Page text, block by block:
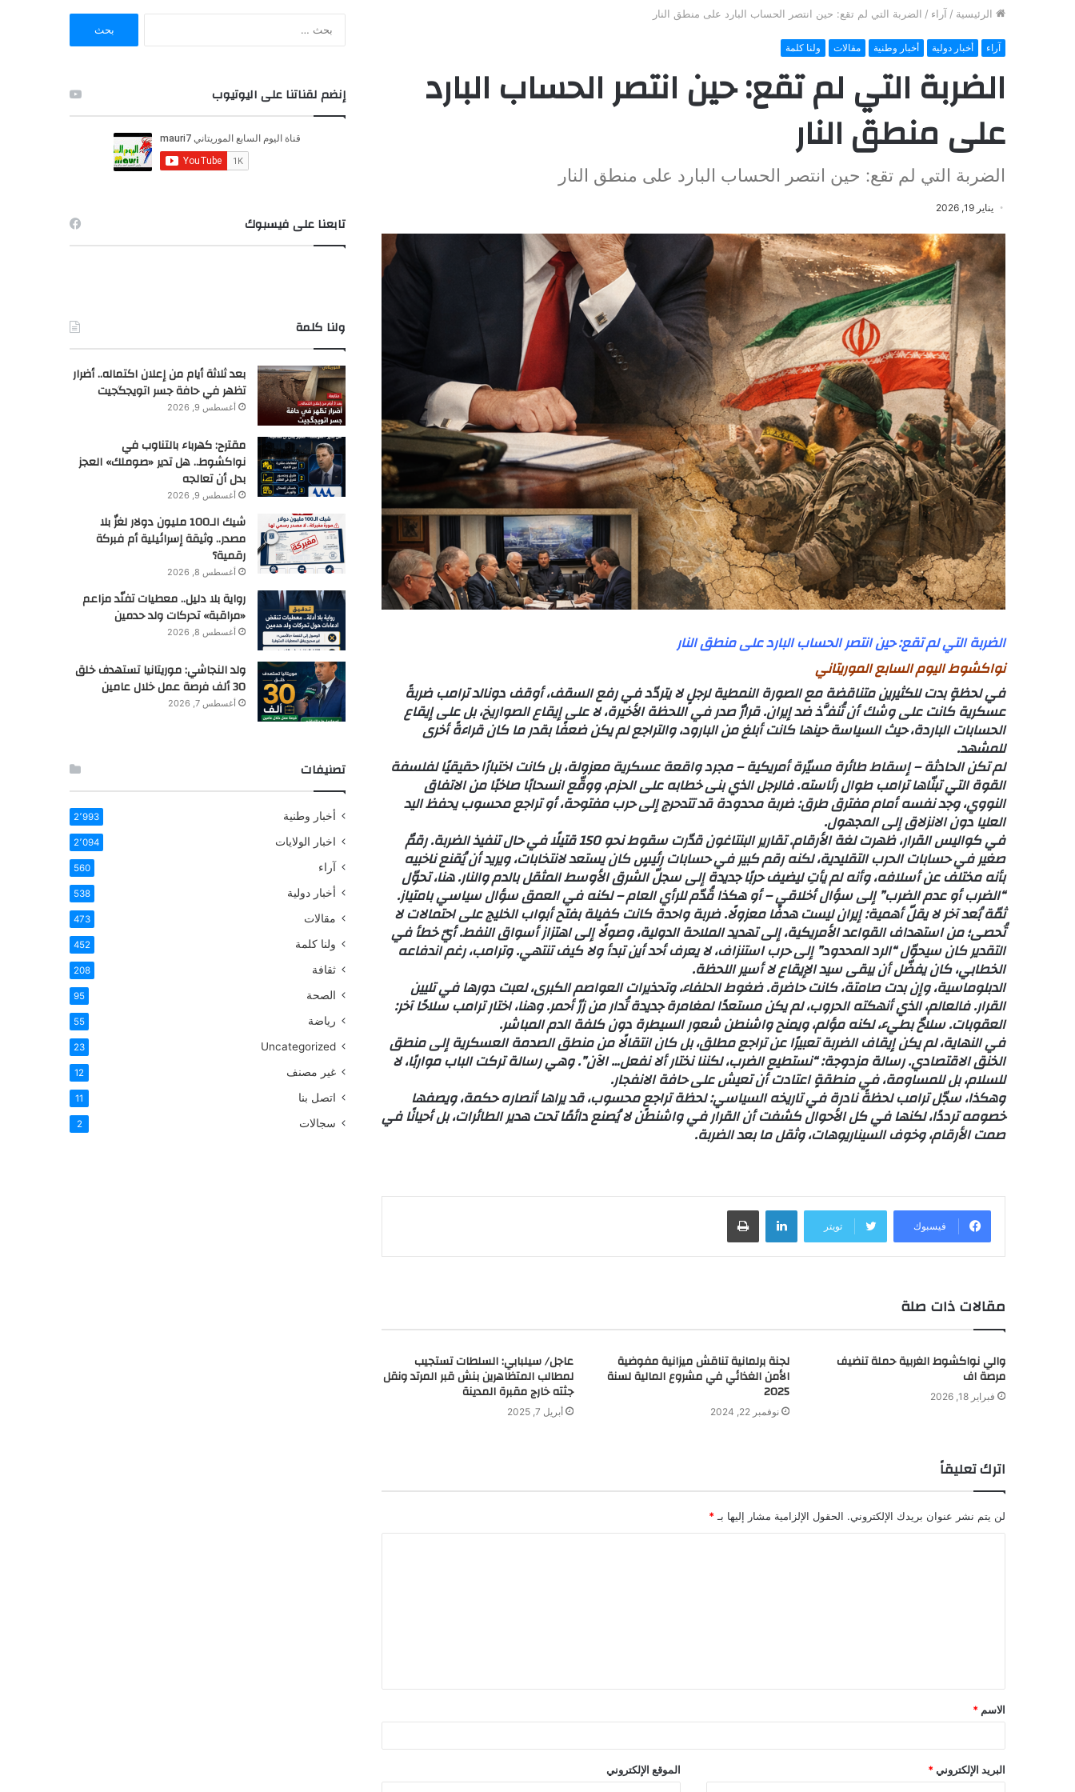
الرئيسية / آراء / الضربة التي لم تقع: حين انتصر الحساب البارد على منطق النار
آراء أخبار دولية أخبار وطنية مقالات ولنا كلمة
الضربة التي لم تقع: حين انتصر الحساب البارد
على منطق النار
الضربة التي لم تقع: حين انتصر الحساب البارد على منطق النار
يناير 19, 2026
الضربة التي لم تقع: حين انتصر الحساب البارد على منطق النار
نواكشوط اليوم السابع الموريتاني
في لحظةٍ بدت للكثيرين متناقضة مع الصورة النمطية لرجلٍ لا يتردّد في رفع السقف، أوقف دونالد ترامب ضربةً
عسكرية كانت على وشك أن تُنفَّذ ضد إيران. قرارٌ صدر في اللحظة الأخيرة، لا على إيقاع الصواريخ، بل على إيقاع
الحسابات الباردة، حيث السياسة حينها كانت أبلغ من البارود، والتراجع لم يكن ضعفًا بقدر ما كان قراءةً أخرى
للمشهد.
لم تكن الحادثة – إسقاط طائرة مسيّرة أمريكية – مجرد واقعة عسكرية معزولة، بل كانت اختبارًا حقيقيًا لفلسفة
القوة التي تبنّاها ترامب طوال رئاسته. فالرجل الذي بنى خطابه على الحزم، ووقّع انسحابًا صاخبًا من الاتفاق
النووي، وجد نفسه أمام مفترق طرق: ضربة محدودة قد تتدحرج إلى حرب مفتوحة، أو تراجع محسوب يحفظ اليد
العليا دون الانزلاق إلى المجهول.
في كواليس القرار، ظهرت لغة الأرقام. تقارير البنتاغون قدّرت سقوط نحو 150 قتيلًا في حال تنفيذ الضربة. رقمٌ
صغير في حسابات الحرب التقليدية، لكنه رقم كبير في حسابات رئيسٍ كان يستعد لانتخابات، ويريد أن يُقنع ناخبيه
بأنه مختلف عن أسلافه، وأنه لم يأتِ ليضيف حربًا جديدة إلى سجلّ الشرق الأوسط المثقل بالدم والنار. هنا، تحوّل
“الضرب أو عدم الضرب” إلى سؤال أخلاقي – أو هكذا قُدّم للرأي العام – لكنه في العمق سؤال سياسي بامتياز.
ثمّة بُعد آخر لا يقلّ أهمية: إيران ليست هدفًا معزولًا. ضربة واحدة كانت كفيلة بفتح أبواب الخليج على احتمالات لا
تُحصى؛ من استهداف القواعد الأمريكية، إلى تهديد الملاحة الدولية، وصولًا إلى اهتزاز أسواق النفط. أيّ خطأ في
التقدير كان سيحوّل “الرد المحدود” إلى حرب استنزاف، لا يعرف أحد أين تبدأ ولا كيف تنتهي. وترامب، رغم اندفاعه
الخطابي، كان يفضّل أن يبقى سيد الإيقاع لا أسير اللحظة.
الدبلوماسية، وإن بدت صامتة، كانت حاضرة. ضغوط الحلفاء، وتحذيرات العواصم الكبرى، لعبت دورها في تليين
القرار. فالعالم، الذي أنهكته الحروب، لم يكن مستعدًا لمغامرة جديدة تُدار من زرّ أحمر. وهنا، اختار ترامب سلاحًا آخر:
العقوبات. سلاحٌ بطيء، لكنه مؤلم، ويمنح واشنطن شعور السيطرة دون كلفة الدم المباشر.
في النهاية، لم يكن إيقاف الضربة تعبيرًا عن تراجع مطلق، بل كان انتقالًا من منطق الصدمة العسكرية إلى منطق
الخنق الاقتصادي. رسالة مزدوجة: “نستطيع الضرب، لكننا نختار ألا نفعل… الآن”. وهي رسالة تركت الباب مواربًا، لا
للسلام، بل للمساومة، في منطقةٍ اعتادت أن تعيش على حافة الانفجار.
وهكذا، سجّل ترامب لحظةً نادرة في تاريخه السياسي: لحظة تراجعٍ محسوب، قد يراها أنصاره حكمة، ويصفها
خصومه ترددًا، لكنها في كل الأحوال كشفت أن القرار في واشنطن لا يُصنع دائمًا تحت هدير الطائرات، بل أحيانًا في
صمت الأرقام، وخوف السيناريوهات، وثقل ما بعد الضربة.
فيسبوك تويتر
لينكدإن
مقالات ذات صلة
والي نواكشوط الغربية حملة تنضيف
مرصة اف
فبراير 18, 2026
لجنة برلمانية تناقش ميزانية مفوضية
الأمن الغذائي في مشروع المالية لسنة
2025
نوفمبر 22, 2024
عاجل/ سيلبابي: السلطات تستجيب
لمطالب المتظاهرين بنش قبر المرتد ونقل
جثته خارج مقبرة المدينة
أبريل 7, 2025
اترك تعليقاً
لن يتم نشر عنوان بريدك الإلكتروني. الحقول الإلزامية مشار إليها بـ *
ق
*
الاسم *
البريد الإلكتروني * الموقع الإلكتروني
:
إنضم لقناتنا على اليوتيوب
تابعنا على فيسبوك
ولنا كلمة
بعد ثلاثة أيام من إعلان اكتماله.. أضرار
تظهر في حافة جسر اتويجگجيت
أغسطس 9, 2026
مقترح: كهرباء بالتناوب في
نواكشوط.. هل تدير «صوملك» العجز
بدل أن تعالجه
أغسطس 9, 2026
شيك الـ100 مليون دولار لغزٌ بلا
مصدر.. وثيقة إسرائيلية أم فبركة
رقمية؟
أغسطس 8, 2026
رواية بلا دليل.. معطيات تفنّد مزاعم
«مراقبة» تحركات ولد حدمين
أغسطس 8, 2026
ولد النجاشي: موريتانيا تستهدف خلق
30 ألف فرصة عمل خلال عامين
أغسطس 7, 2026
تصنيفات
أخبار وطنية 2٬993
اخبار الولايات 2٬094
آراء 560
أخبار دولية 538
مقالات 473
ولنا كلمة 452
ثقافة 208
الصحة 95
رياضة 55
Uncategorized
23
غير مصنف 12
اتصل بنا 11
سجالات 2